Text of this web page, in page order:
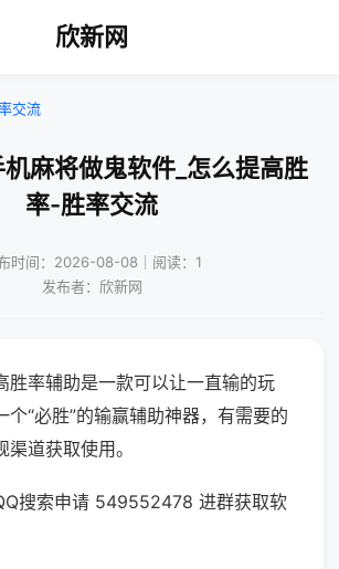
欣新网
交流
麻将做鬼软件_怎么提高胜
率-胜率交流
时间：2026-08-08｜阅读：1
发布者：欣新网
胜率辅助是一款可以让一直输的玩
个“必胜”的输赢辅助神器，有需要的
道获取使用。
搜索申请 549552478 进群获取软